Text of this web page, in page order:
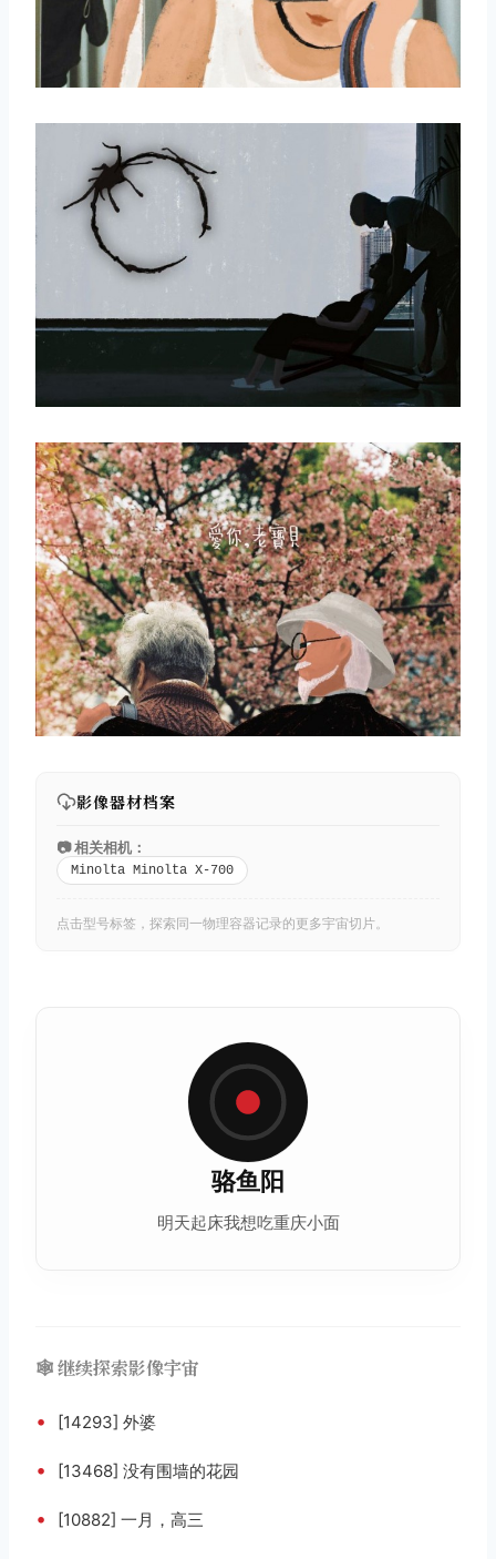
影像器材档案
📷 相关相机：
Minolta Minolta X-700
点击型号标签，探索同一物理容器记录的更多宇宙切片。
骆鱼阳
明天起床我想吃重庆小面
🕸️ 继续探索影像宇宙
• [14293] 外婆
• [13468] 没有围墙的花园
• [10882] 一月，高三
取消 搜索